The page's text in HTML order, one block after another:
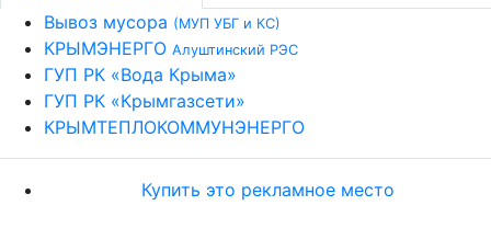
Вывоз мусора (МУП УБГ и КС)
КРЫМЭНЕРГО Алуштинский РЭС
ГУП РК «Вода Крыма»
ГУП РК «Крымгазсети»
КРЫМТЕПЛОКОММУНЭНЕРГО
Купить это рекламное место